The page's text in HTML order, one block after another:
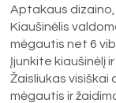
Aptakaus
Kiaušinėlis
mėgautis net 6
Įjunkite kiaušinėlį
Žaisliukas
mėgautis ir